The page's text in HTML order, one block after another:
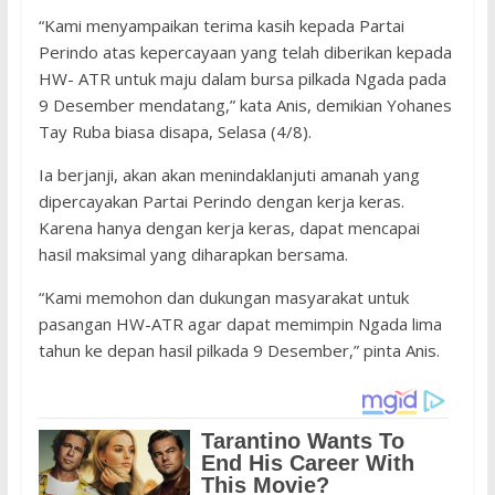
“Kami menyampaikan terima kasih kepada Partai
Perindo atas kepercayaan yang telah diberikan kepada
HW- ATR untuk maju dalam bursa pilkada Ngada pada
9 Desember mendatang,” kata Anis, demikian Yohanes
Tay Ruba biasa disapa, Selasa (4/8).
Ia berjanji, akan akan menindaklanjuti amanah yang
dipercayakan Partai Perindo dengan kerja keras.
Karena hanya dengan kerja keras, dapat mencapai
hasil maksimal yang diharapkan bersama.
“Kami memohon dan dukungan masyarakat untuk
pasangan HW-ATR agar dapat memimpin Ngada lima
tahun ke depan hasil pilkada 9 Desember,” pinta Anis.